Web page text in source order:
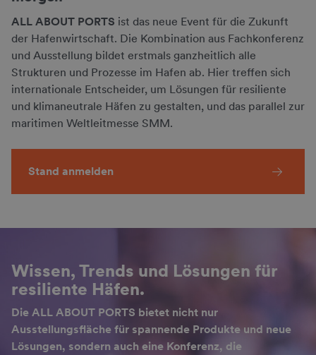
ALL ABOUT PORTS ist das neue Event für die Zukunft
der Hafenwirtschaft. Die Kombination aus Fachkonferenz
und Ausstellung bildet erstmals ganzheitlich alle
Strukturen und Prozesse im Hafen ab. Hier treffen sich
internationale Entscheider, um Lösungen für resiliente
und klimaneutrale Häfen zu gestalten, und das parallel zur
maritimen Weltleitmesse SMM.
Stand anmelden
Wissen, Trends und Lösungen für
resiliente Häfen.
Die ALL ABOUT PORTS bietet nicht nur
Ausstellungsfläche für spannende Produkte und neue
Lösungen, sondern auch eine Konferenz, die